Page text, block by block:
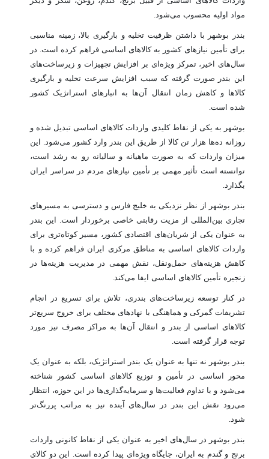
مواد اولیه محسوب می‌شود.
بندر بوشهر با داشتن ظرفیت تخلیه و بارگیری بالا، زمینه مناسبی
برای تأمین نیازهای کشور به کالاهای اساسی فراهم کرده است. در
سال‌های اخیر، تمرکز ویژه‌ای بر افزایش تجهیزات و زیرساخت‌های
این بندر صورت گرفته که سبب افزایش سرعت تخلیه و بارگیری
کالاها و کاهش زمان انتقال آن‌ها به انبارهای استراتژیک کشور
شده است.
بوشهر به یکی از نقاط کلیدی واردات کالاهای اساسی تبدیل شده و
روزانه ده‌ها هزار تن کالا از طریق این بندر وارد کشور می‌شود. این
میزان واردات که به صورت ماهیانه و سالیانه رو به رشد است،
توانسته است تأثیر مهمی بر تأمین نیازهای مردم در سراسر ایران
بگذارد.
بندر بوشهر از نظر نزدیکی به خلیج فارس و دسترسی به مسیرهای
تجاری بین‌المللی از مزیت رقابتی خاصی برخوردار است. این بندر
به عنوان یکی از شریان‌های اقتصادی کشور، مسیر کوتاه‌تری برای
واردات کالاهای اساسی به مناطق مرکزی ایران فراهم کرده و با
کاهش هزینه‌های حمل‌ونقل، نقش مهمی در مدیریت هزینه‌ها در
زنجیره تأمین کالاهای اساسی ایفا می‌کند.
در کنار توسعه زیرساخت‌های بندری، تلاش برای تسریع در انجام
تشریفات گمرکی و هماهنگی با نهادهای مختلف برای خروج سریع‌تر
کالاهای اساسی از بندر و انتقال آن‌ها به مراکز مصرف نیز مورد
توجه قرار گرفته است.
بندر بوشهر نه تنها به عنوان یک بندر استراتژیک، بلکه به عنوان یک
محور اساسی در تأمین و توزیع کالاهای اساسی کشور شناخته
می‌شود و با تداوم فعالیت‌ها و سرمایه‌گذاری‌ها در این حوزه، انتظار
می‌رود نقش این بندر در سال‌های آینده نیز به مراتب پررنگ‌تر
شود.
بندر بوشهر در سال‌های اخیر به عنوان یکی از نقاط کانونی واردات
برنج و گندم به ایران، جایگاه ویژه‌ای پیدا کرده است. این دو کالای